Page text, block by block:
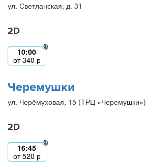
ул. Светланская, д. 31
2D
10:00
от340 р
Черемушки
ул. Черёмуховая, 15 (ТРЦ «Черемушки»)
2D
16:45
от520 р